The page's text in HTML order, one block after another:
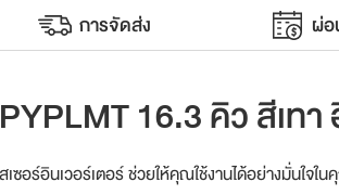
การจัดส่ง ผ่อ
16.3 คิว สีเทา
อร์อินเวอร์เตอร์ ช่วยให้คุณใช้งานได้อย่างมั่นใจ